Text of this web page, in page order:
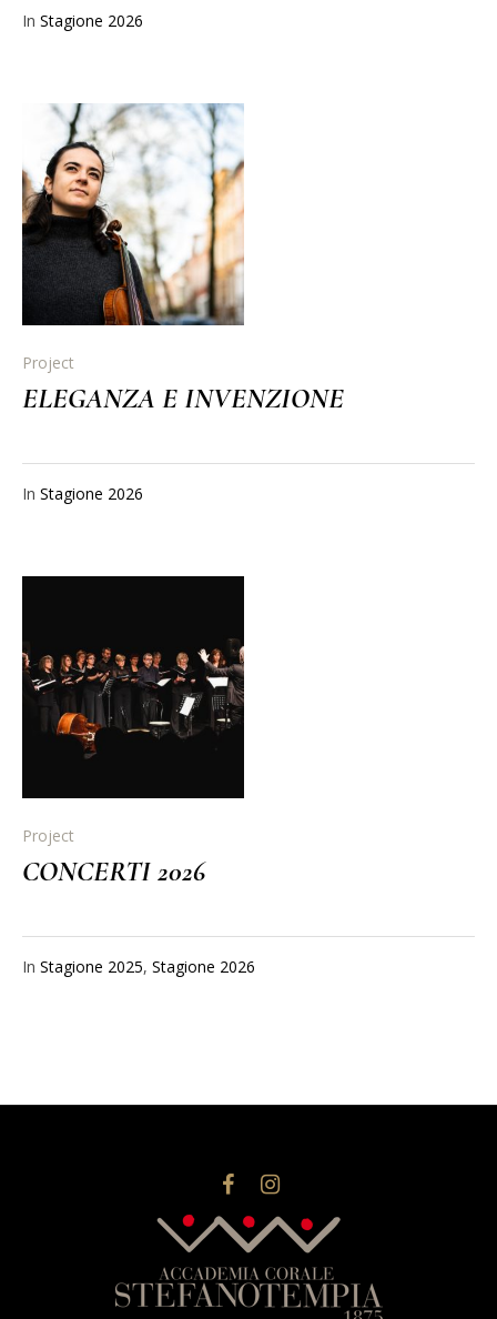
In Stagione 2026
Project
ELEGANZA E INVENZIONE
In Stagione 2026
Project
CONCERTI 2026
In Stagione 2025, Stagione 2026